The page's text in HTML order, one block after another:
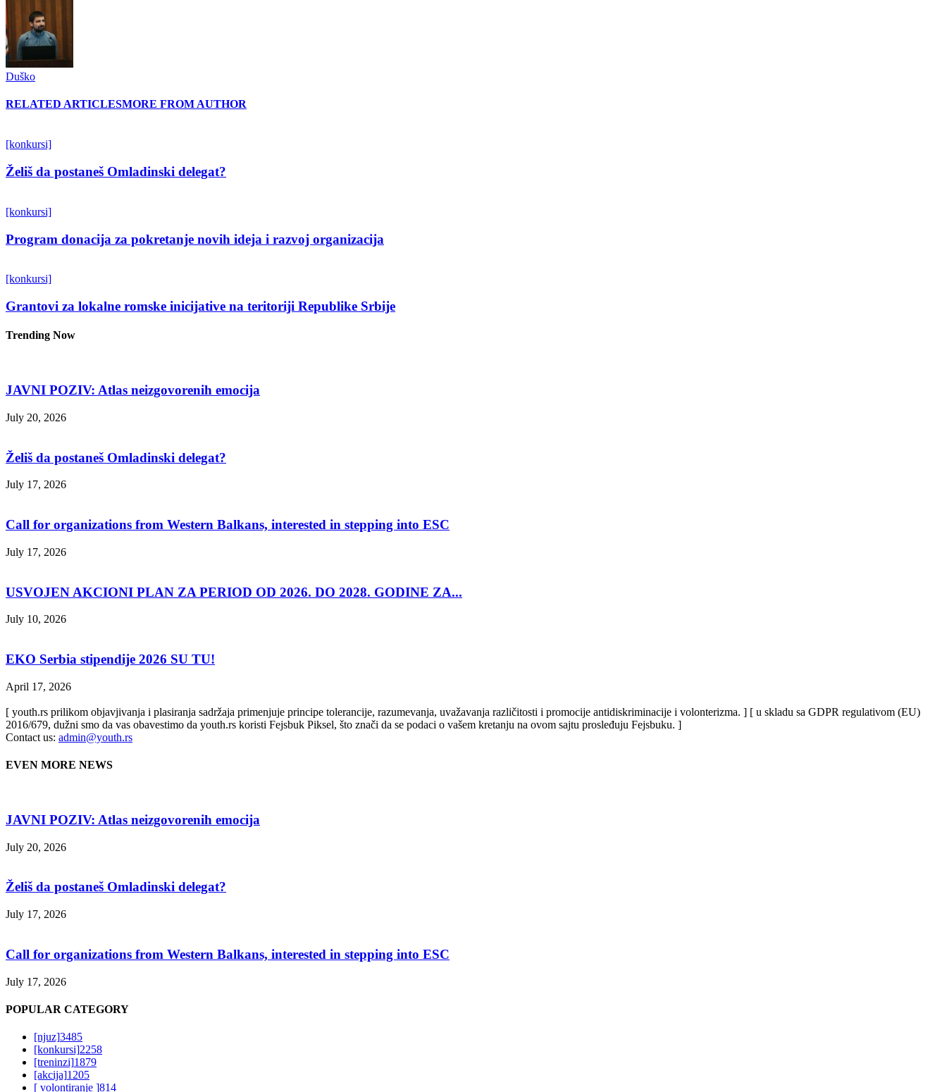
Duško
RELATED ARTICLESMORE FROM AUTHOR
[konkursi]
Želiš da postaneš Omladinski delegat?
[konkursi]
Program donacija za pokretanje novih ideja i razvoj organizacija
[konkursi]
Grantovi za lokalne romske inicijative na teritoriji Republike Srbije
Trending Now
JAVNI POZIV: Atlas neizgovorenih emocija
July 20, 2026
Želiš da postaneš Omladinski delegat?
July 17, 2026
Call for organizations from Western Balkans, interested in stepping into ESC
July 17, 2026
USVOJEN AKCIONI PLAN ZA PERIOD OD 2026. DO 2028. GODINE ZA...
July 10, 2026
EKO Serbia stipendije 2026 SU TU!
April 17, 2026
[ youth.rs prilikom objavjivanja i plasiranja sadržaja primenjuje principe tolerancije, razumevanja, uvažavanja različitosti i promocije antidiskriminacije i volonterizma. ] [ u skladu sa GDPR regulativom (EU)
2016/679, dužni smo da vas obavestimo da youth.rs koristi Fejsbuk Piksel, što znači da se podaci o vašem kretanju na ovom sajtu prosleđuju Fejsbuku. ]
Contact us: admin@youth.rs
EVEN MORE NEWS
JAVNI POZIV: Atlas neizgovorenih emocija
July 20, 2026
Želiš da postaneš Omladinski delegat?
July 17, 2026
Call for organizations from Western Balkans, interested in stepping into ESC
July 17, 2026
POPULAR CATEGORY
[njuz]3485
[konkursi]2258
[treninzi]1879
[akcija]1205
[ volontiranje ]814